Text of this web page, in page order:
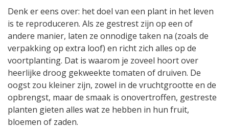
Denk er eens over: het doel van een plant in het leven
is te reproduceren. Als ze gestrest zijn op een of
andere manier, laten ze onnodige taken na (zoals de
verpakking op extra loof) en richt zich alles op de
voortplanting. Dat is waarom je zoveel hoort over
heerlijke droog gekweekte tomaten of druiven. De
oogst zou kleiner zijn, zowel in de vruchtgrootte en de
opbrengst, maar de smaak is onovertroffen, gestreste
planten gieten alles wat ze hebben in hun fruit,
bloemen of zaden.